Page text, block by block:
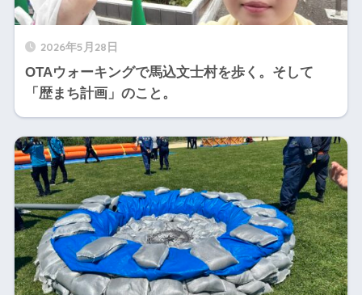
2026年5月28日
OTAウォーキングで馬込文士村を歩く。そして
「歴まち計画」のこと。